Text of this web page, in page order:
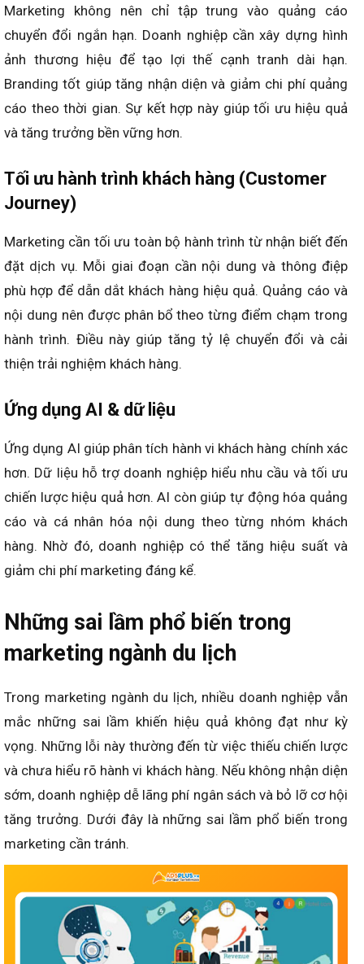
Marketing không nên chỉ tập trung vào quảng cáo
chuyển đổi ngắn hạn. Doanh nghiệp cần xây dựng hình
ảnh thương hiệu để tạo lợi thế cạnh tranh dài hạn.
Branding tốt giúp tăng nhận diện và giảm chi phí quảng
cáo theo thời gian. Sự kết hợp này giúp tối ưu hiệu quả
và tăng trưởng bền vững hơn.
Tối ưu hành trình khách hàng (Customer
Journey)
Marketing cần tối ưu toàn bộ hành trình từ nhận biết đến
đặt dịch vụ. Mỗi giai đoạn cần nội dung và thông điệp
phù hợp để dẫn dắt khách hàng hiệu quả. Quảng cáo và
nội dung nên được phân bổ theo từng điểm chạm trong
hành trình. Điều này giúp tăng tỷ lệ chuyển đổi và cải
thiện trải nghiệm khách hàng.
Ứng dụng AI & dữ liệu
Ứng dụng AI giúp phân tích hành vi khách hàng chính xác
hơn. Dữ liệu hỗ trợ doanh nghiệp hiểu nhu cầu và tối ưu
chiến lược hiệu quả hơn. AI còn giúp tự động hóa quảng
cáo và cá nhân hóa nội dung theo từng nhóm khách
hàng. Nhờ đó, doanh nghiệp có thể tăng hiệu suất và
giảm chi phí marketing đáng kể.
Những sai lầm phổ biến trong
marketing ngành du lịch
Trong marketing ngành du lịch, nhiều doanh nghiệp vẫn
mắc những sai lầm khiến hiệu quả không đạt như kỳ
vọng. Những lỗi này thường đến từ việc thiếu chiến lược
và chưa hiểu rõ hành vi khách hàng. Nếu không nhận diện
sớm, doanh nghiệp dễ lãng phí ngân sách và bỏ lỡ cơ hội
tăng trưởng. Dưới đây là những sai lầm phổ biến trong
marketing cần tránh.